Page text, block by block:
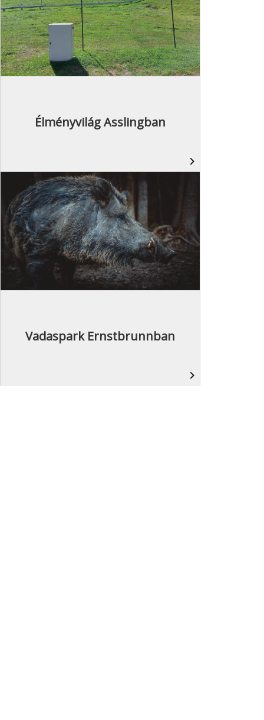
Élményvilág Asslingban
navigate_next
Vadaspark Ernstbrunnban
navigate_next